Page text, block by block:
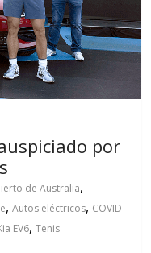
por
de Australia,
,Autos eléctricos, COVID-
EV6,Tenis